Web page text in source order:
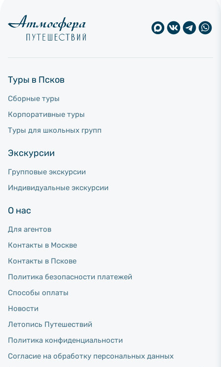
Туры в Псков
Сборные туры
Корпоративные туры
Туры для школьных групп
Экскурсии
Групповые экскурсии
Индивидуальные экскурсии
О нас
Для агентов
Контакты в Москве
Контакты в Пскове
Политика безопасности платежей
Способы оплаты
Новости
Летопись Путешествий
Политика конфиденциальности
Согласие на обработку персональных данных